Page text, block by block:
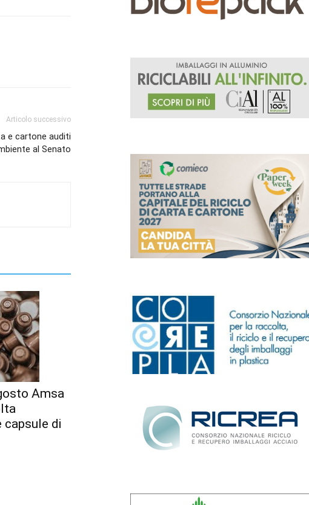
Articolo successivo
e cartone auditi
al Senato
Amsa
di